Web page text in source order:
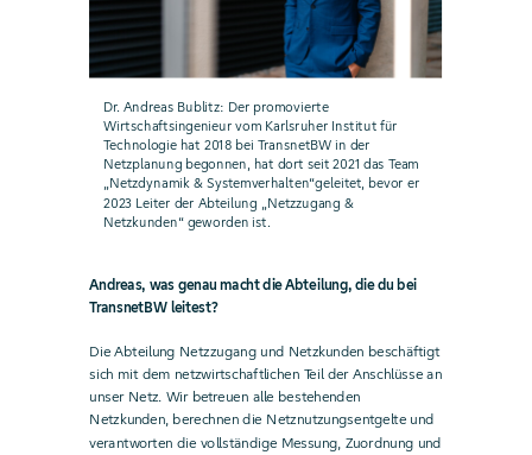
Dr. Andreas Bublitz: Der promovierte
Wirtschaftsingenieur vom Karlsruher Institut für
Technologie hat 2018 bei TransnetBW in der
Netzplanung begonnen, hat dort seit 2021 das Team
„Netzdynamik & Systemverhalten“geleitet, bevor er
2023 Leiter der Abteilung „Netzzugang &
Netzkunden“ geworden ist.
Andreas, was genau macht die Abteilung, die du bei
TransnetBW leitest?
Die Abteilung Netzzugang und Netzkunden beschäftigt
sich mit dem netzwirtschaftlichen Teil der Anschlüsse an
unser Netz. Wir betreuen alle bestehenden
Netzkunden, berechnen die Netznutzungsentgelte und
verantworten die vollständige Messung, Zuordnung und